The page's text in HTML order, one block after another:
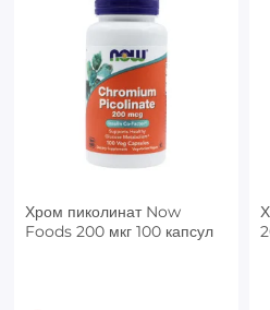
Хром пиколинат Now
Foods 200 мкг 100 капсул